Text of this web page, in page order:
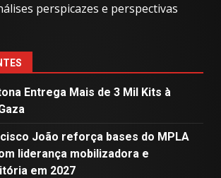
perspicazes e perspectivas
Entrega Mais de 3 Mil Kits à
João reforça bases do MPLA
liderança mobilizadora e
em 2027